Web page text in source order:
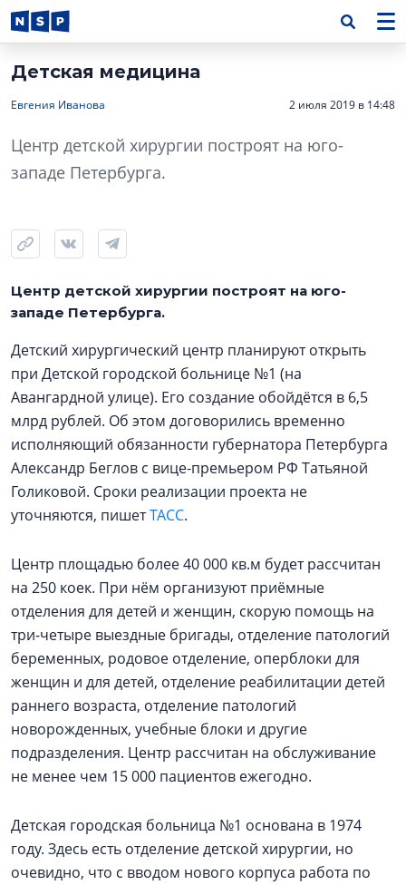
Детская медицина
Евгения Иванова 2 июля 2019 в 14:48
Центр детской хирургии построят на юго-
западе Петербурга.
Центр детской хирургии построят на юго-
западе Петербурга.
Детский хирургический центр планируют открыть
при Детской городской больнице №1 (на
Авангардной улице). Его создание обойдётся в 6,5
млрд рублей. Об этом договорились временно
исполняющий обязанности губернатора Петербурга
Александр Беглов с вице-премьером РФ Татьяной
Голиковой. Сроки реализации проекта не
уточняются, пишетТАСС.
Центр площадью более 40 000 кв.м будет рассчитан
на 250 коек. При нём организуют приёмные
отделения для детей и женщин, скорую помощь на
три-четыре выездные бригады, отделение патологий
беременных, родовое отделение, оперблоки для
женщин и для детей, отделение реабилитации детей
раннего возраста, отделение патологий
новорожденных, учебные блоки и другие
подразделения. Центр рассчитан на обслуживание
не менее чем 15 000 пациентов ежегодно.
Детская городская больница №1 основана в 1974
году. Здесь есть отделение детской хирургии, но
очевидно, что с вводом нового корпуса работа по